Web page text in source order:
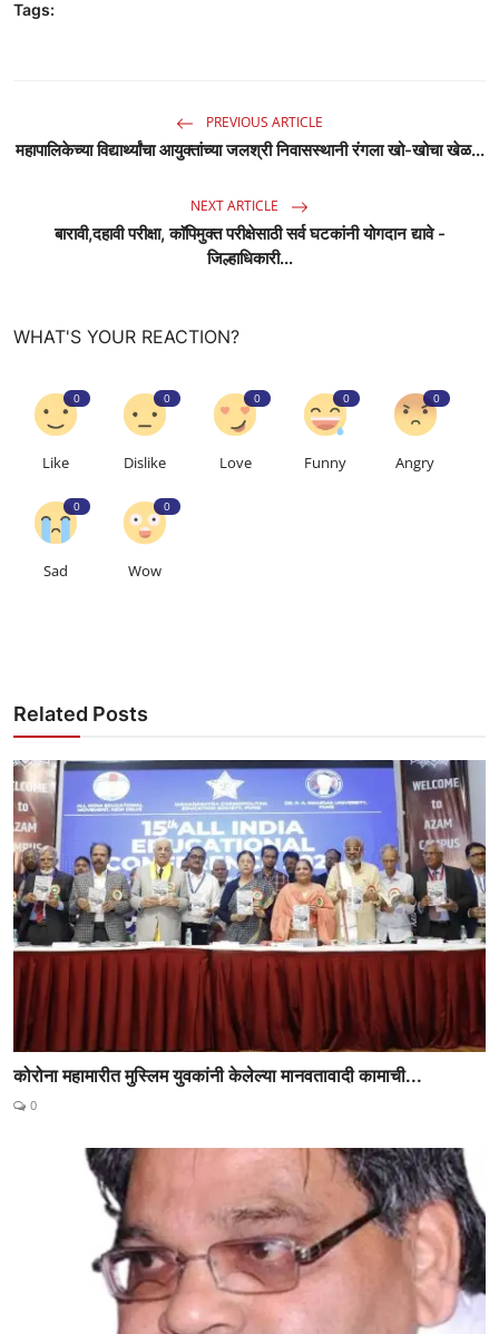
Tags:
PREVIOUS ARTICLE
महापालिकेच्या विद्यार्थ्यांचा आयुक्तांच्या जलश्री निवासस्थानी रंगला खो-खोचा खेळ...
NEXT ARTICLE
बारावी,दहावी परीक्षा, काॅपिमुक्त परीक्षेसाठी सर्व घटकांनी योगदान द्यावे -
जिल्हाधिकारी...
WHAT'S YOUR REACTION?
0
Like
0
Dislike
0
Love
0
Funny
0
Angry
0
Sad
0
Wow
Related Posts
कोरोना महामारीत मुस्लिम युवकांनी केलेल्या मानवतावादी कामाची...
0